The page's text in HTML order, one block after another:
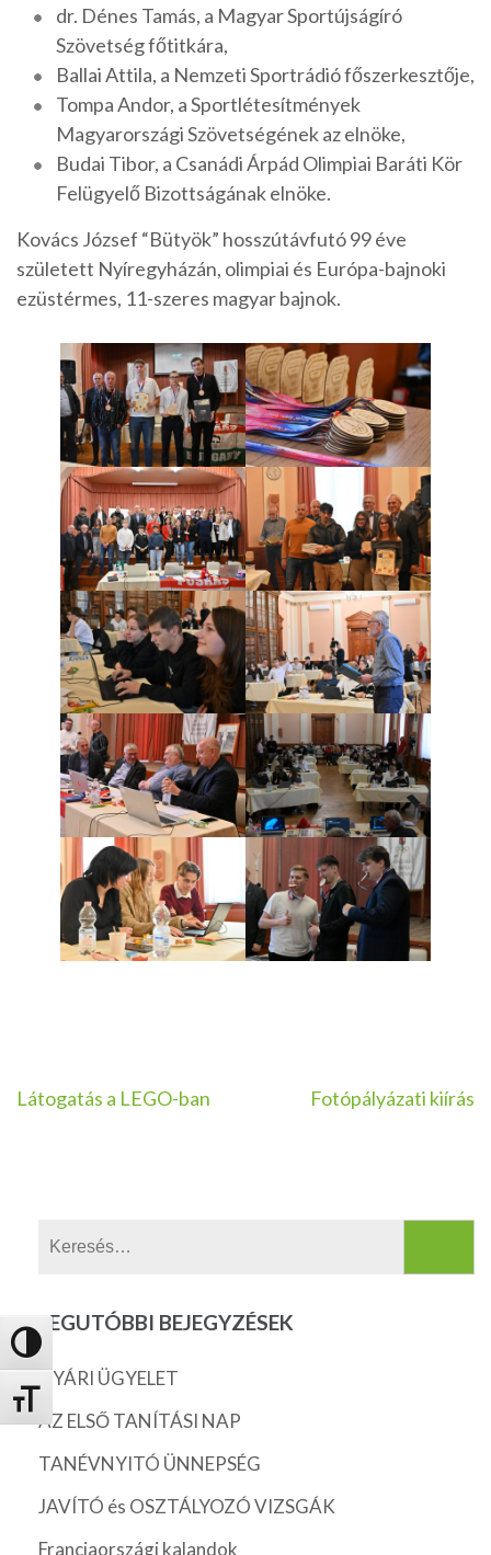
Nagy kontraszt váltása
Betűméret váltása
dr. Dénes Tamás, a Magyar Sportújságíró
Szövetség főtitkára,
Ballai Attila, a Nemzeti Sportrádió főszerkesztője,
Tompa Andor, a Sportlétesítmények
Magyarországi Szövetségének az elnöke,
Budai Tibor, a Csanádi Árpád Olimpiai Baráti Kör
Felügyelő Bizottságának elnöke.
Kovács József “Bütyök” hosszútávfutó 99 éve
született Nyíregyházán, olimpiai és Európa-bajnoki
ezüstérmes, 11-szeres magyar bajnok.
Bejegyzés
Látogatás a LEGO-ban Fotópályázati kiírás
LEGUTÓBBI BEJEGYZÉSEK
NYÁRI ÜGYELET
AZ ELSŐ TANÍTÁSI NAP
TANÉVNYITÓ ÜNNEPSÉG
JAVÍTÓ és OSZTÁLYOZÓ VIZSGÁK
Franciaországi kalandok